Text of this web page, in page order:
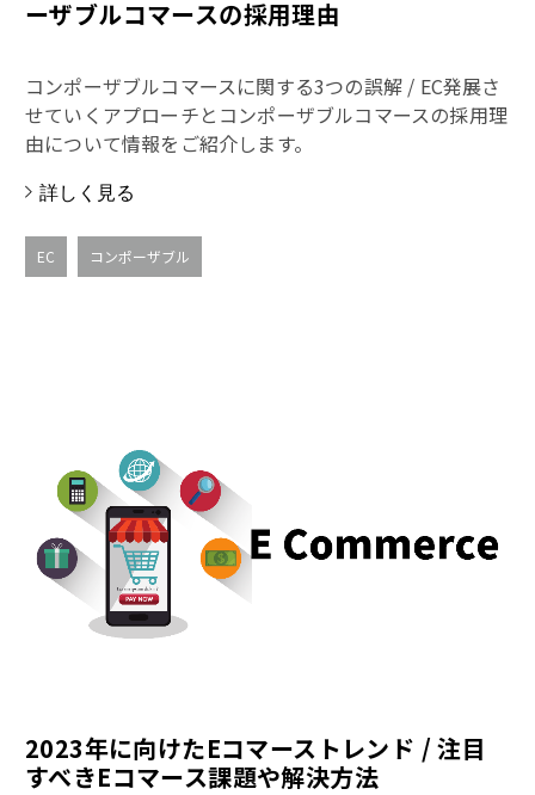
ーザブルコマースの採用理由
コンポーザブルコマースに関する3つの誤解 / EC発展さ
せていくアプローチとコンポーザブルコマースの採用理
由について情報をご紹介します。
詳しく見る
EC コンポーザブル
2023年に向けたEコマーストレンド / 注目
すべきEコマース課題や解決方法